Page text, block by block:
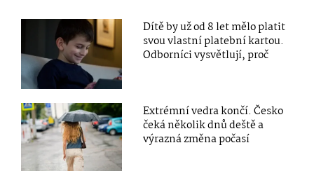
Dítě by už od 8 let mělo platit
svou vlastní platební kartou.
Odborníci vysvětlují, proč
Extrémní vedra končí. Česko
čeká několik dnů deště a
výrazná změna počasí